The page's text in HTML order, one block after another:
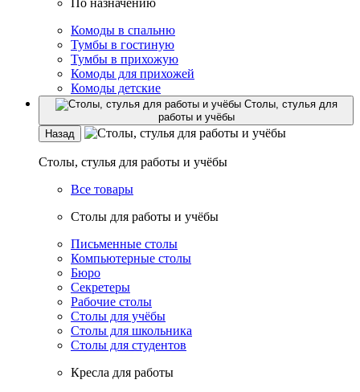
По назначению
Комоды в спальню
Тумбы в гостиную
Тумбы в прихожую
Комоды для прихожей
Комоды детские
Столы, стулья для
работы и учёбы
Назад
Столы, стулья для работы и учёбы
Все товары
Столы для работы и учёбы
Письменные столы
Компьютерные столы
Бюро
Секретеры
Рабочие столы
Столы для учёбы
Столы для школьника
Столы для студентов
Кресла для работы